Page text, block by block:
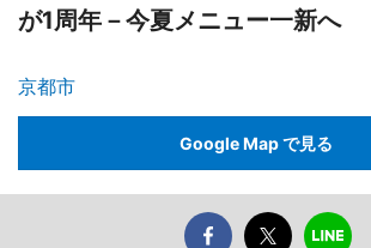
が1周年－今夏メニュー一新へ
京都市
Google Map で見る